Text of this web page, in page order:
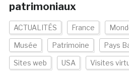
patrimoniaux
ACTUALITÉS France
Musée Patrimoine Pays
Sites web USA Visites